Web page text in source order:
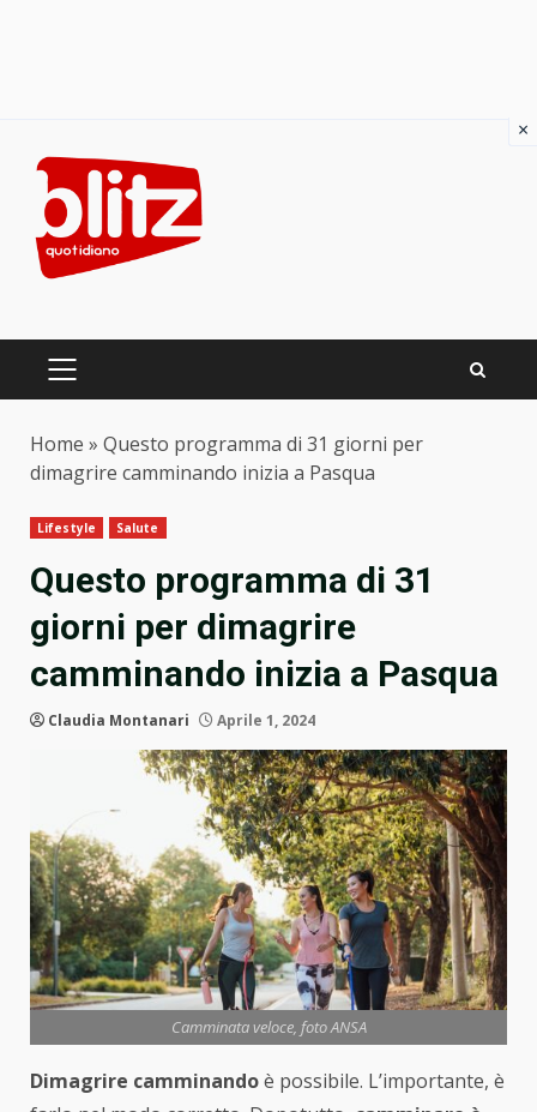
content
PRIMARY
Home » Questo programma di 31 giorni per
dimagrire camminando inizia a Pasqua
Lifestyle Salute
Questo programma di 31
giorni per dimagrire
camminando inizia a Pasqua
Claudia Montanari Aprile 1, 2024
Camminata veloce, foto ANSA
Dimagrire camminandoè possibile. L’importante, è
×